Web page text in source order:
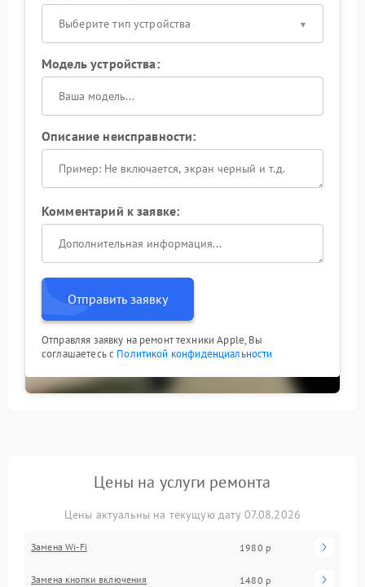
Выберите тип устройства
Модель устройства:
Описание неисправности:
Комментарий к заявке:
Отправить заявку
Отправляя заявку на ремонт техники Apple, Вы
соглашаетесь с Политикой конфиденциальности
Цены на услуги ремонта
Цены актуальны на текущую дату 07.08.2026
Замена Wi-Fi 1980 р
Замена кнопки включения 1480 р